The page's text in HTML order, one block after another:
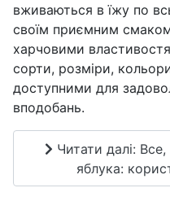
вживаються в їжу по
своїм приємним
харчовими
сорти, розміри,
доступними для
вподобань.
Читати далі:
яблука: